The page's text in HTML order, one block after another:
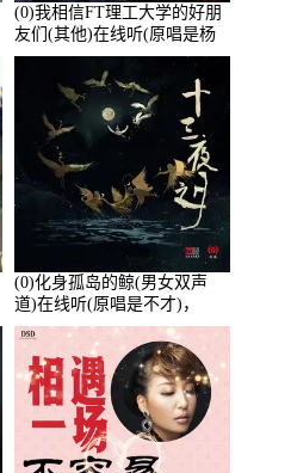
(0)我相信FT理工大学的好朋
友们(其他)在线听(原唱是杨
培安)，老乔演唱点播:23714
(0)化身孤岛的鲸(男女双声
道)在线听(原唱是不才)，
HGBai演唱点播:19428次